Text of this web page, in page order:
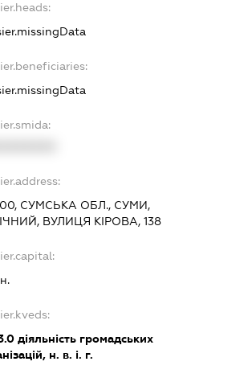
СУМСЬКА ОБЛ., СУМИ,
ВУЛИЦЯ КІРОВА, 138
діяльність громадських
н. в. і. г.